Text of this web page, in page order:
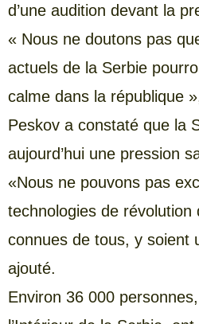
d’une audition devant la
« Nous ne doutons pas
actuels de la Serbie
calme dans la république
Peskov a constaté que la
aujourd’hui une pression
«Nous ne pouvons pas
technologies de révolution
connues de tous, y soient
ajouté.
Environ 36 000